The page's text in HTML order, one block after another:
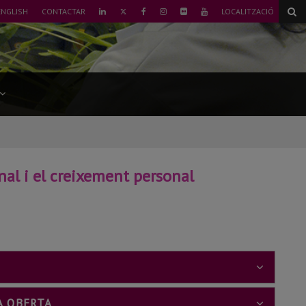
CONTACTAR LINKEDINTWITTERFACEBOOK
INSTAGRAM
FLICKRYOUTUBE
LOCALITZACIÓ
i el creixement personal